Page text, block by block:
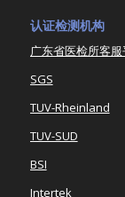
认证检测机构
广东省医检所客服
SGS
TUV-Rheinland
TUV-SUD
BSI
Intertek